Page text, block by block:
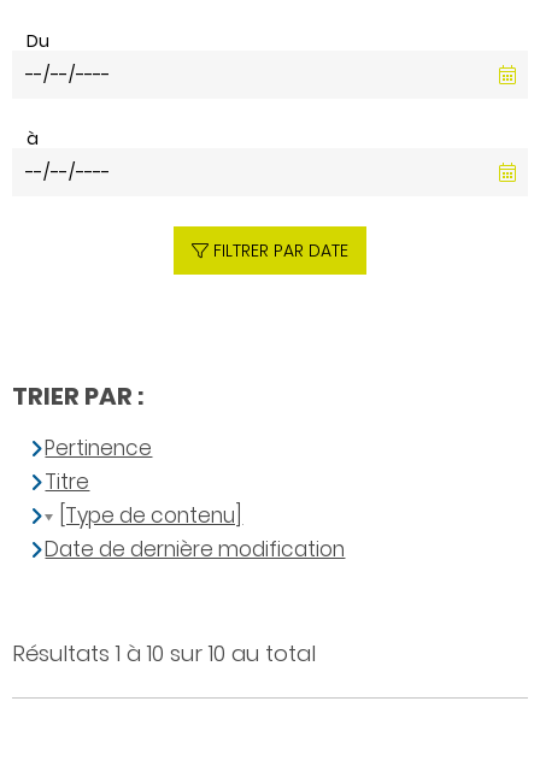
Résultats 1 à 10 sur 10 au total
Du
à
FILTRER PAR DATE
TRIER PAR :
Pertinence
Titre
[Type de contenu]
Date de dernière modification